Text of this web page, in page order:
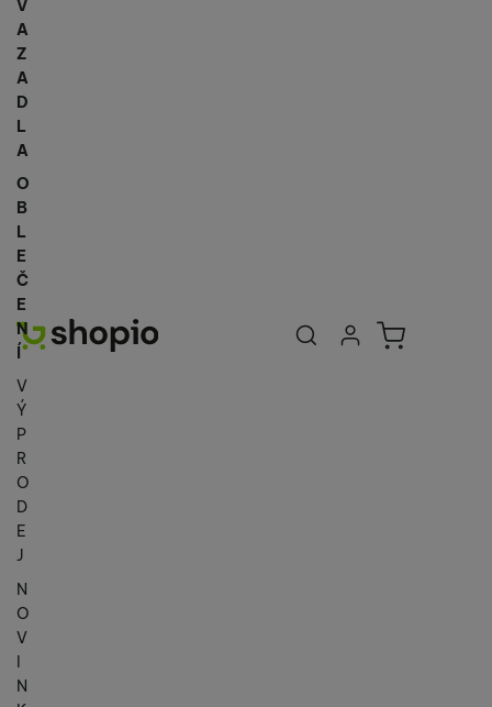
Uživatelská
Přihlásit se
Košík
V
A
Z
A
D
L
A
O
B
L
E
Č
E
N
Í
V
Ý
P
R
O
D
E
J
N
O
V
I
N